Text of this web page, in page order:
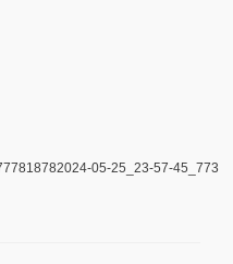
05-25_23-57-45_773